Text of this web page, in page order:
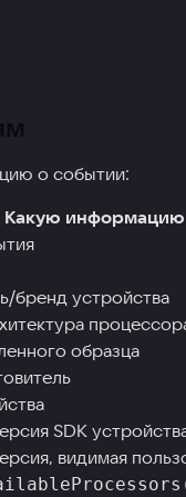
о событии:
Какую информацию
бренд устройства
образца
SDK
видимая